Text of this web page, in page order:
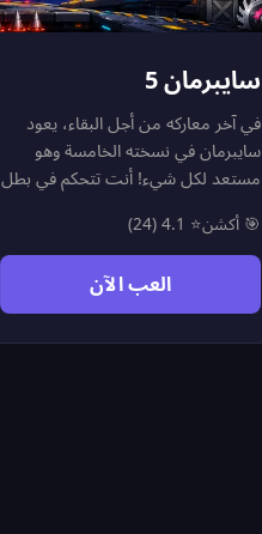
سايبرمان 5
في آخر معاركه من أجل البقاء، يعود
سايبرمان في نسخته الخامسة وهو
مستعد لكل شيء! أنت تتحكم في بطل
مهمتك هي اجتياز 6 مراحل مليئة
بالأعداء والفخاخ والخطر في كل زاوية.
مخبأة في أرجاء الخريطة لفتح باب
الخروج والانتقال للمرحلة التالية — لكن
🎯 أكشن⭐ 4.1 (24)
العب الآن